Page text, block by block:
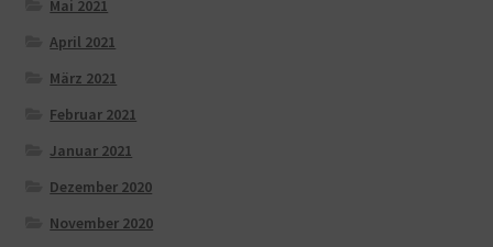
Mai 2021
April 2021
März 2021
Februar 2021
Januar 2021
Dezember 2020
November 2020